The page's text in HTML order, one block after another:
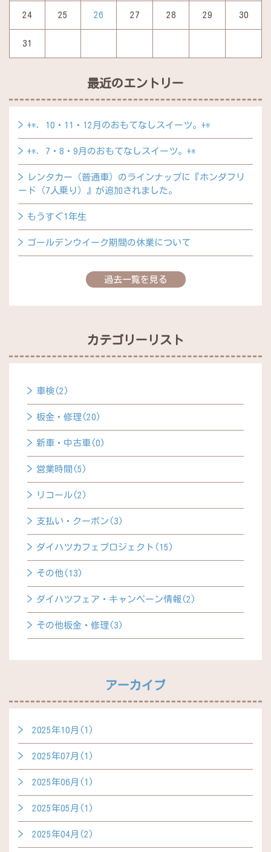
24 25 26 27 28 29 30
31
最近のエントリー
+*．10・11・12月のおもてなしスイーツ。+*
+*．7・8・9月のおもてなしスイーツ。+*
レンタカー（普通車）のラインナップに『ホンダフリ
ード（7人乗り）』が追加されました。
もうすぐ1年生
ゴールデンウイーク期間の休業について
過去一覧を見る
カテゴリーリスト
車検(2)
板金・修理(20)
新車・中古車(0)
営業時間(5)
リコール(2)
支払い・クーポン(3)
ダイハツカフェプロジェクト(15)
その他(13)
ダイハツフェア・キャンペーン情報(2)
その他板金・修理(3)
アーカイブ
2025年10月(1)
2025年07月(1)
2025年06月(1)
2025年05月(1)
2025年04月(2)